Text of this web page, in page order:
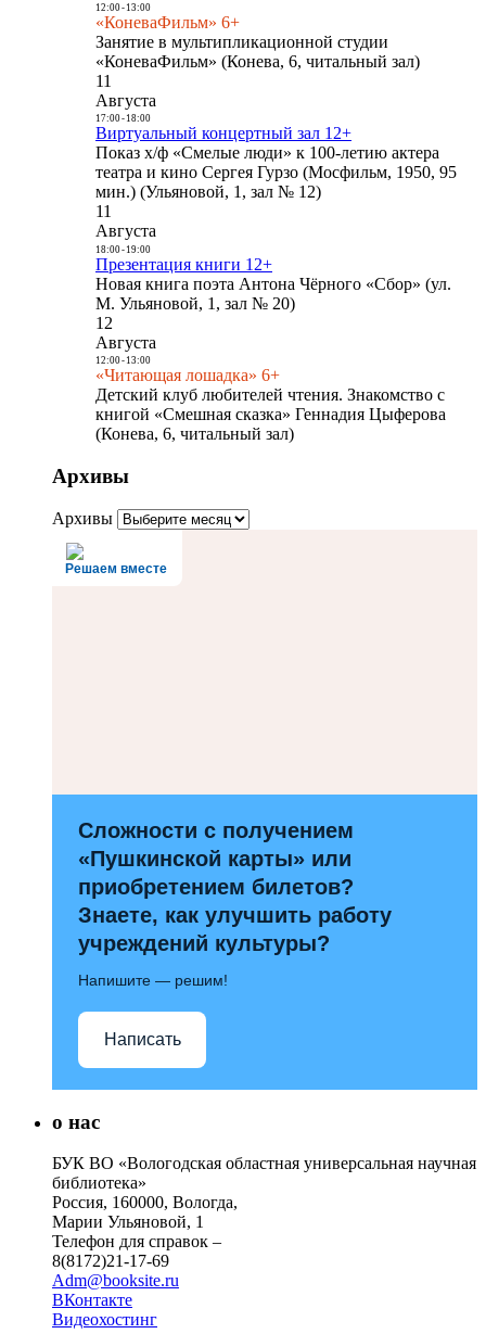
12:00- 13:00
«КоневаФильм» 6+
Занятие в мультипликационной студии
«КоневаФильм» (Конева, 6, читальный зал)
11
Августа
17:00- 18:00
Виртуальный концертный зал 12+
Показ х/ф «Смелые люди» к 100-летию актера
театра и кино Сергея Гурзо (Мосфильм, 1950, 95
мин.) (Ульяновой, 1, зал № 12)
11
Августа
18:00- 19:00
Презентация книги 12+
Новая книга поэта Антона Чёрного «Сбор» (ул.
М. Ульяновой, 1, зал № 20)
12
Августа
12:00- 13:00
«Читающая лошадка» 6+
Детский клуб любителей чтения. Знакомство с
книгой «Смешная сказка» Геннадия Цыферова
(Конева, 6, читальный зал)
Архивы
Архивы
Решаем вместе
Сложности с получением
«Пушкинской карты» или
приобретением билетов?
Знаете, как улучшить работу
учреждений культуры?
Напишите — решим!
Написать
о нас
БУК ВО «Вологодская областная универсальная научная
библиотека»
Россия, 160000, Вологда,
Марии Ульяновой, 1
Телефон для справок –
8(8172)21-17-69
Adm@booksite.ru
ВКонтакте
Видеохостинг